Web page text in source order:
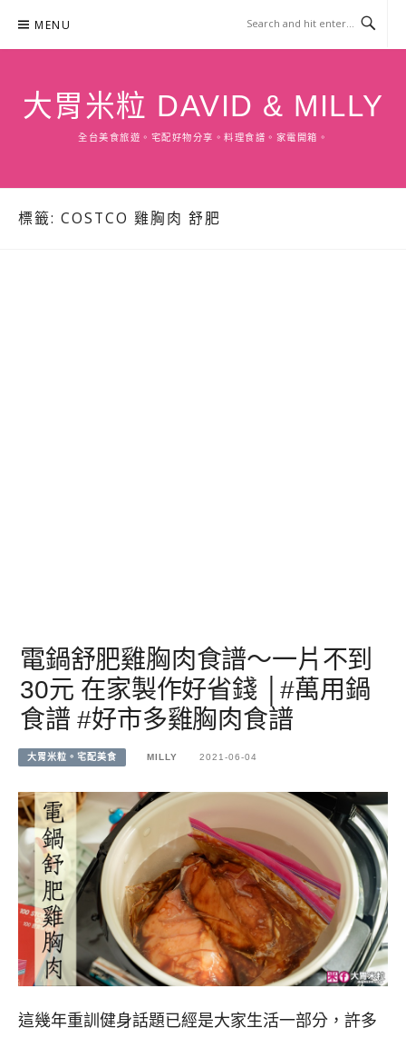
content
MENU
大胃米粒 DAVID & MILLY
全台美食旅遊。宅配好物分享。料理食譜。家電開箱。
標籤: COSTCO 雞胸肉 舒肥
電鍋舒肥雞胸肉食譜～一片不到
30元 在家製作好省錢 │#萬用鍋
食譜 #好市多雞胸肉食譜
大胃米粒。宅配美食 MILLY 2021-06-04
這幾年重訓健身話題已經是大家生活一部分，許多